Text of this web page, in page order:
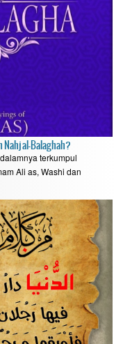
al-Balaghah?
terkumpul
Ali as, Washi dan